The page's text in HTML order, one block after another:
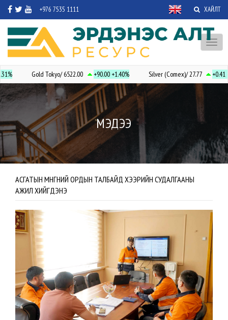
+976 7535 1111 ХАЙЛТ
Gold Tokyo/ 6522.00 +90.00+1.40% Silver (Comex)/ 27.77 +0.41
МЭДЭЭ
АСГАТЫН МӨНГӨНИЙ ОРДЫН ТАЛБАЙД ХЭЭРИЙН СУДАЛГААНЫ
АЖИЛ ХИЙГДЭНЭ